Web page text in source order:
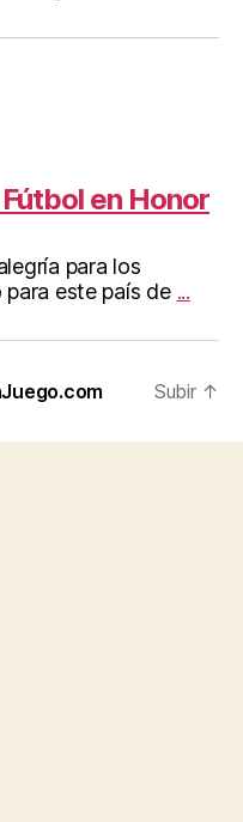
en Honor
para los
este país de ...
Subir ↑